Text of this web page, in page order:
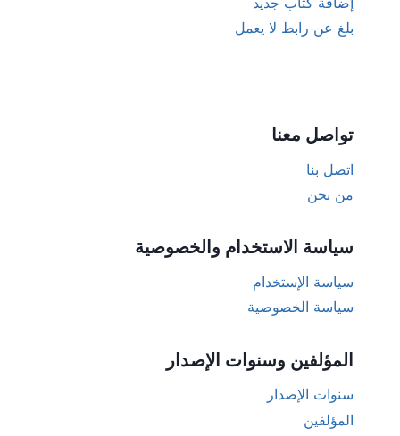
بلغ عن رابط لا يعمل
تواصل معنا
اتصل بنا
من نحن
سياسة الاستخدام والخصوصية
سياسة الإستخدام
سياسة الخصوصية
المؤلفين وسنوات الإصدار
سنوات الإصدار
المؤلفين